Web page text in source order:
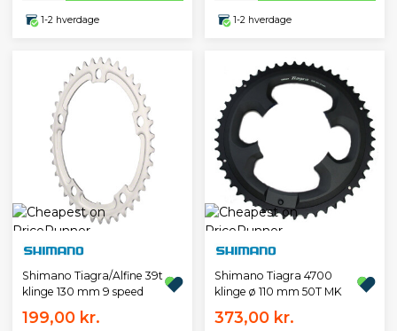
1-2 hverdage 1-2 hverdage
Shimano Tiagra/Alfine 39t
klinge 130 mm 9 speed
199,00 kr.
Shimano Tiagra 4700
klinge ø 110 mm 50T MK
373,00 kr.